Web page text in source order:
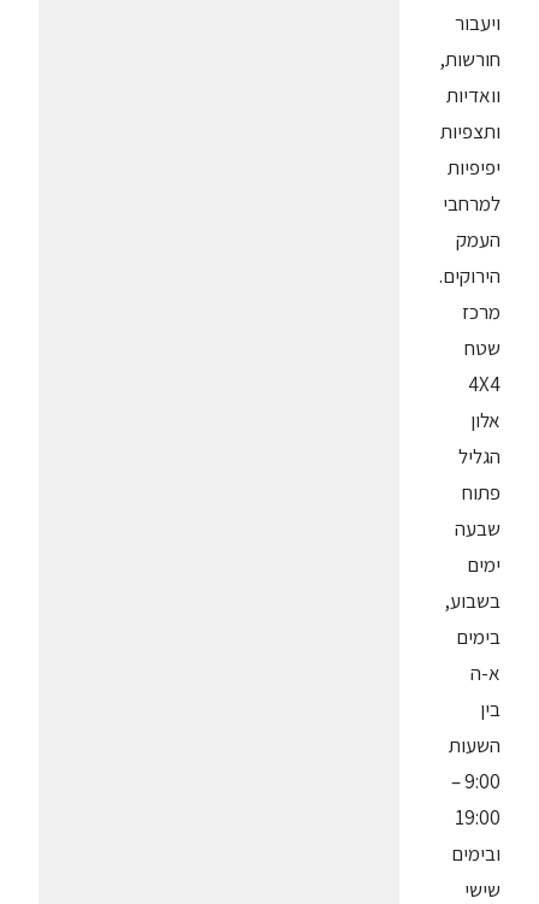
ויעבור
חורשות,
וואדיות
ותצפיות
יפיפיות
למרחבי
העמק
הירוקים.
מרכז
שטח
4X4
אלון
הגליל
פתוח
שבעה
ימים
בשבוע,
בימים
א-ה
בין
השעות
9:00 –
19:00
ובימים
שישי